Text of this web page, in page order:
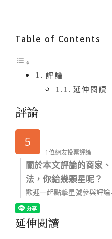
Table of Contents
評論
延伸閱讀
評論
5
1位網友投票評論
關於本文評論的商家
法，你給幾顆星呢？
歡迎一起點擊星號參與評論
延伸閱讀